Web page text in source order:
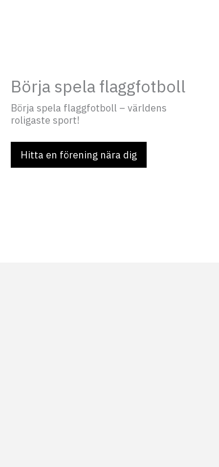
Börja spela flaggfotboll
Börja spela flaggfotboll – världens
roligaste sport!
Hitta en förening nära dig